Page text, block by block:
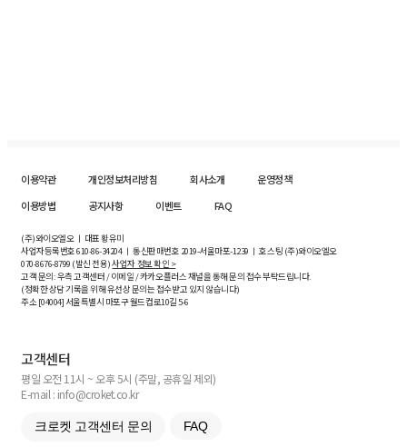
이용약관 개인정보처리방침 회사소개
운영정책
이용방법
공지사항 이벤트 FAQ
(주)와이오엘오 ㅣ 대표 황유미
사업자등록번호610-86-34204ㅣ 통신판매번호 2019-서울마포-1239 ㅣ 호스팅 (주)와이오엘오
070-8676-8799 (발신 전용)사업자 정보 확인 >
고객 문의: 우측 고객센터 / 이메일 / 카카오플러스 채널을 통해 문의 접수 부탁드립니다.
(정확한 상담 기록을 위해 유선상 문의는 접수받고 있지 않습니다)
주소 [04004] 서울특별시 마포구 월드컵로10길5-6
고객센터
평일 오전 11시 ~ 오후 5시 (주말, 공휴일 제외)
E-mail : info@croket.co.kr
크로켓 고객센터 문의 FAQ